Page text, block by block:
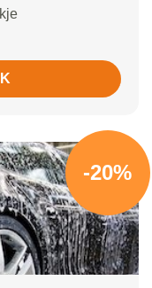
-20%